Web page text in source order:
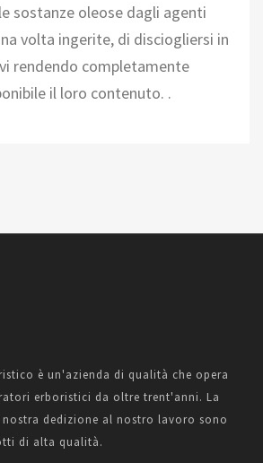
sostanze oleose dagli agenti
volta ingerite, di disciogliersi in
rendendo completamente
il loro contenuto. .
è un'azienda di qualità che opera
erboristici da oltre trent'anni. La
nostra dedizione al nostro lavoro sono
di alta qualità.